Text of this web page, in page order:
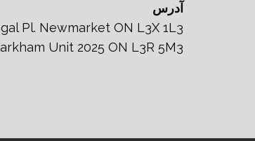
آدرس
Pl. Newmarket ON L3X 1L3
Unit 2025 ON L3R 5M3